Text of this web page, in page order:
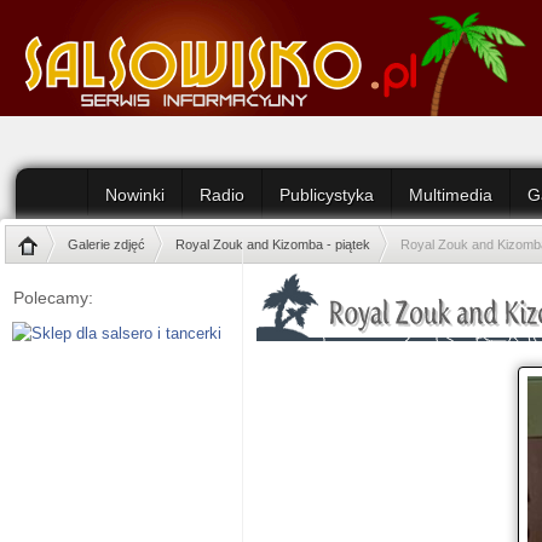
Nowinki Radio Publicystyka Multimedia
Galerie zdjęć Royal Zouk and Kizomba - piątek Royal Zouk and
Polecamy: